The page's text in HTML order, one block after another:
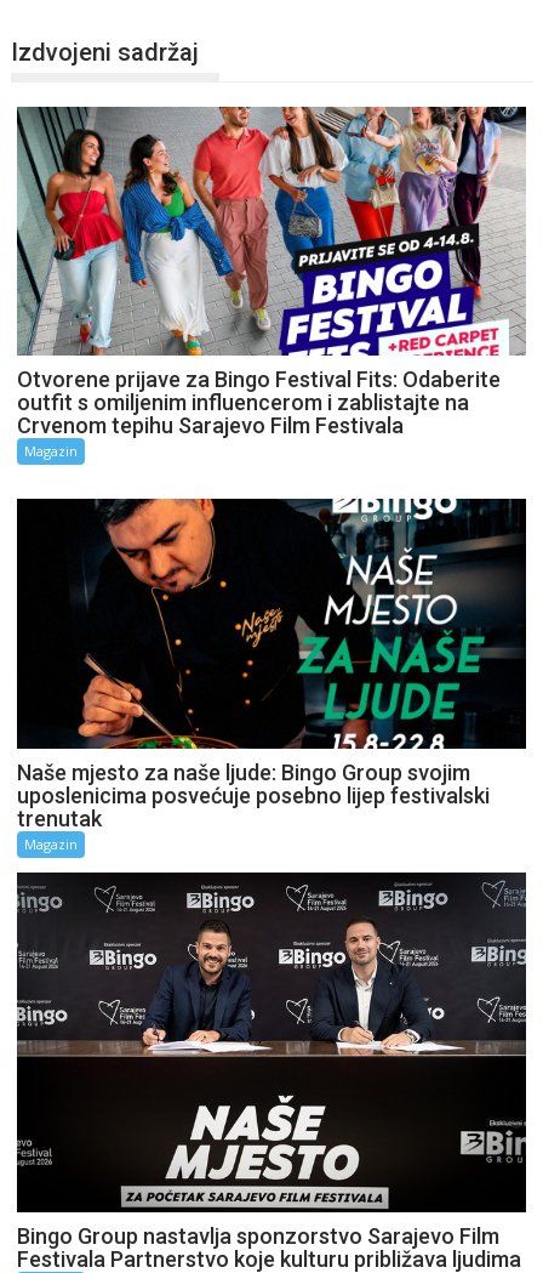
Izdvojeni sadržaj
Otvorene prijave za Bingo Festival Fits: Odaberite
outfit s omiljenim influencerom i zablistajte na
Crvenom tepihu Sarajevo Film Festivala
Magazin
Naše mjesto za naše ljude: Bingo Group svojim
uposlenicima posvećuje posebno lijep festivalski
trenutak
Magazin
Bingo Group nastavlja sponzorstvo Sarajevo Film
Festivala Partnerstvo koje kulturu približava ljudima